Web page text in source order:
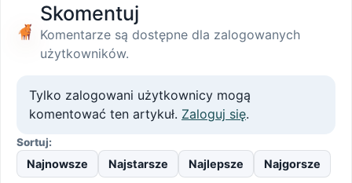
Skomentuj
Komentarze są dostępne dla zalogowanych
użytkowników.
Tylko zalogowani użytkownicy mogą
komentować ten artykuł. Zaloguj się.
Sortuj:
Najnowsze Najstarsze Najlepsze Najgorsze